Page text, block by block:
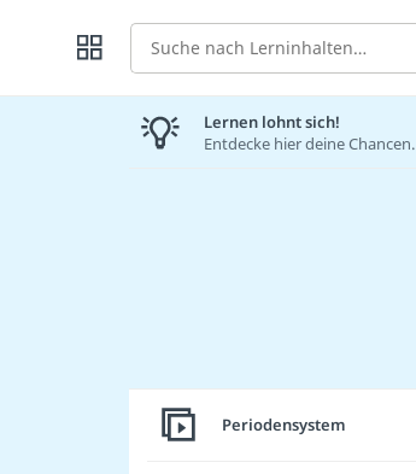
Suche
Lernen lohnt sich!
Entdecke hier deine Chancen.
Periodensystem